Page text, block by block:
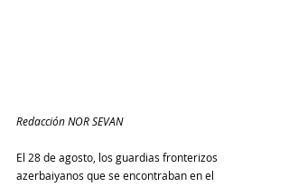
Redacción NOR SEVAN
El 28 de agosto, los guardias fronterizos
azerbaiyanos que se encontraban en el